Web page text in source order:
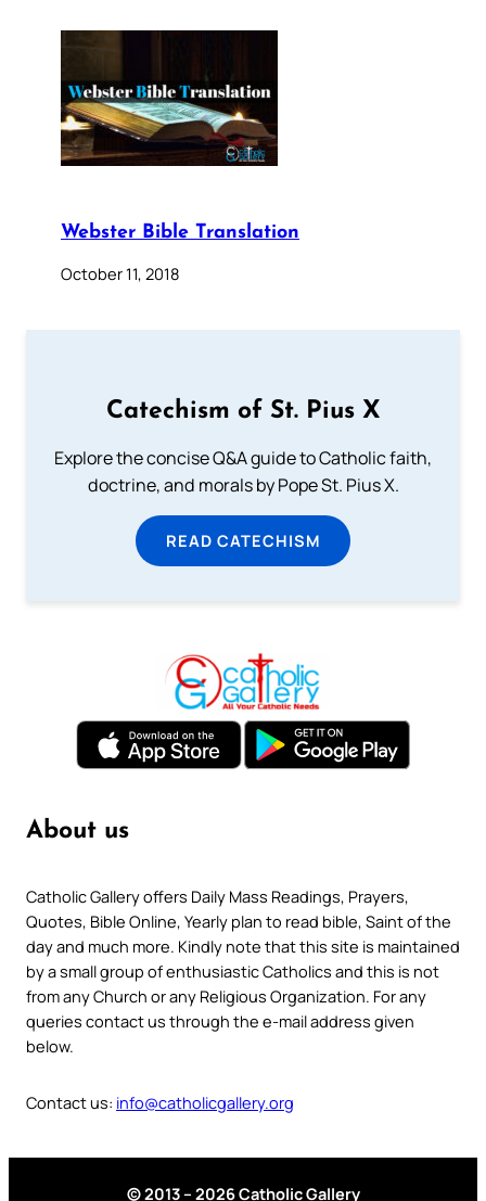
Webster Bible Translation
October 11, 2018
Catechism of St. Pius X
Explore the concise Q&A guide to Catholic faith,
doctrine, and morals by Pope St. Pius X.
READ CATECHISM
About us
Catholic Gallery offers Daily Mass Readings, Prayers,
Quotes, Bible Online, Yearly plan to read bible, Saint of the
day and much more. Kindly note that this site is maintained
by a small group of enthusiastic Catholics and this is not
from any Church or any Religious Organization. For any
queries contact us through the e-mail address given
below.
Contact us: info@catholicgallery.org
© 2013 – 2026 Catholic Gallery